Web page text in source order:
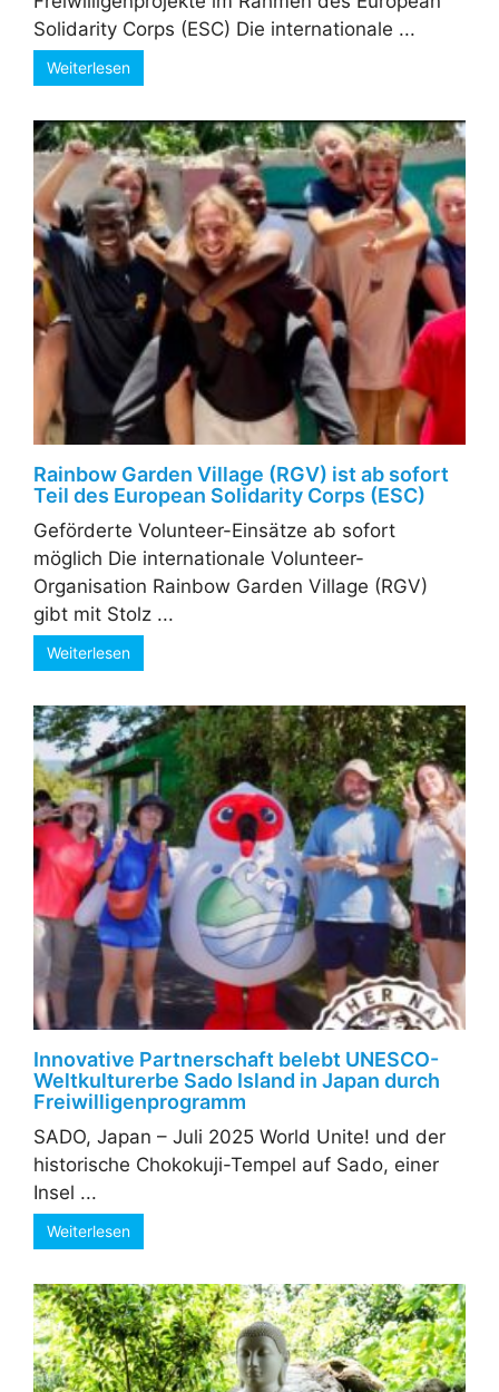
Solidarity Corps (ESC) Die internationale ...
Weiterlesen
Rainbow Garden Village (RGV) ist ab sofort
Teil des European Solidarity Corps (ESC)
Geförderte Volunteer-Einsätze ab sofort
möglich Die internationale Volunteer-
Organisation Rainbow Garden Village (RGV)
gibt mit Stolz ...
Weiterlesen
Innovative Partnerschaft belebt UNESCO-
Weltkulturerbe Sado Island in Japan durch
Freiwilligenprogramm
SADO, Japan – Juli 2025 World Unite! und der
historische Chokokuji-Tempel auf Sado, einer
Insel ...
Weiterlesen